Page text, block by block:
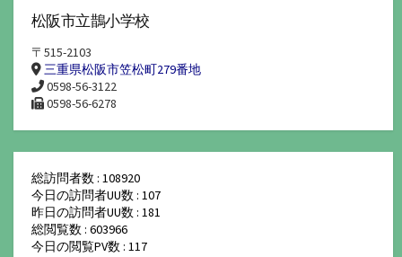
松阪市立鵲小学校
〒515-2103
三重県松阪市笠松町279番地
0598-56-3122
0598-56-6278
総訪問者数 : 108920
今日の訪問者UU数 : 107
昨日の訪問者UU数 : 181
総閲覧数 : 603966
今日の閲覧PV数 : 117